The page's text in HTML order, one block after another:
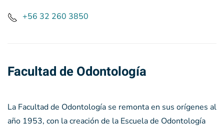
+56 32 260 3850
Facultad de Odontología
La Facultad de Odontología se remonta en sus orígenes al
año 1953, con la creación de la Escuela de Odontología